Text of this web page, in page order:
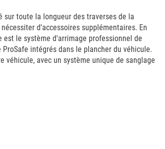
sur toute la longueur des traverses de la
d'accessoires supplémentaires. En
le système d'arrimage professionnel de
intégrés dans le plancher du véhicule.
avec un système unique de sanglage